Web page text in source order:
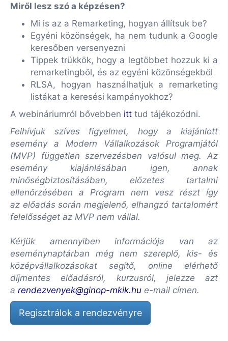
Miről lesz szó a képzésen?
Mi is az a Remarketing, hogyan állítsuk be?
Egyéni közönségek, ha nem tudunk a Google
keresőben versenyezni
Tippek trükkök, hogy a legtöbbet hozzuk ki a
remarketingből, és az egyéni közönségekből
RLSA, hogyan használhatjuk a remarketing
listákat a keresési kampányokhoz?
A webináriumról bővebben itt tud tájékozódni.
Felhívjuk szíves figyelmet, hogy a kiajánlott
esemény a Modern Vállalkozások Programjától
(MVP) független szervezésben valósul meg. Az
esemény kiajánlásában igen, annak
minőségbiztosításában, előzetes tartalmi
ellenőrzésében a Program nem vesz részt így
az előadás során megjelenő, elhangzó tartalomért
felelősséget az MVP nem vállal.
Kérjük amennyiben információja van az
eseménynaptárban még nem szereplő, kis- és
középvállalkozásokat segítő, online elérhető
díjmentes előadásról, kurzusról, jelezze azt
a rendezvenyek@ginop-mkik.hu e-mail címen.
Regisztrálok a rendezvényre